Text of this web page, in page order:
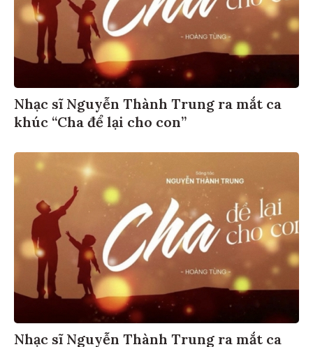
Nhạc sĩ Nguyễn Thành Trung ra mắt ca
khúc “Cha để lại cho con”
Nhạc sĩ Nguyễn Thành Trung ra mắt ca